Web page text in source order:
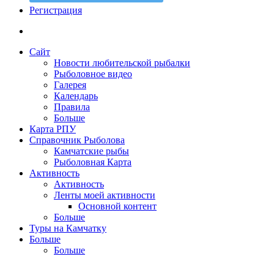
Регистрация
Сайт
Новости любительской рыбалки
Рыболовное видео
Галерея
Календарь
Правила
Больше
Карта РПУ
Справочник Рыболова
Камчатские рыбы
Рыболовная Карта
Активность
Активность
Ленты моей активности
Основной контент
Больше
Туры на Камчатку
Больше
Больше